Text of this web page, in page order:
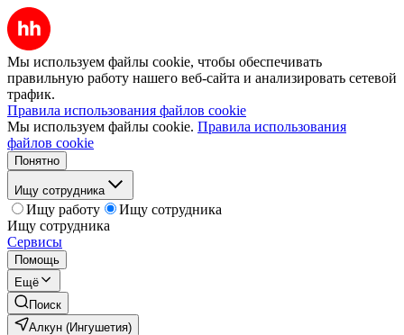
Мы используем файлы cookie, чтобы обеспечивать
правильную работу нашего веб-сайта и анализировать сетевой
трафик.
Правила использования файлов cookie
Мы используем файлы cookie. Правила использования
файлов cookie
Понятно
Ищу сотрудника
Ищу работу
Ищу сотрудника
Ищу сотрудника
Сервисы
Помощь
Ещё
Поиск
Алкун (Ингушетия)